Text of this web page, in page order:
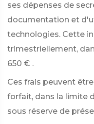
ses dépenses de
documentation et
technologies. Cette
trimestriellement,
650 € .
Ces frais peuvent
forfait, dans la limite
sous réserve de